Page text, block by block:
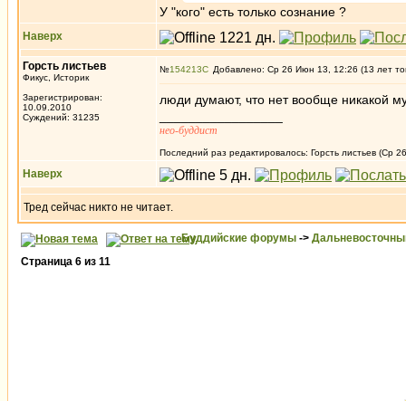
У "кого" есть только сознание ?
Наверх
Горсть листьев
Фикус, Историк
Зарегистрирован:
10.09.2010
Суждений: 31235
№154213 Добавлено: Ср 26 Июн 13, 12:26 (13 лет
люди думают, что нет вообще никакой
нео-буддист
Последний раз редактировалось: Горсть листьев (Ср
Наверх
Тред сейчас никто не читает.
Буддийские форумы ->
Страница 6 из 11